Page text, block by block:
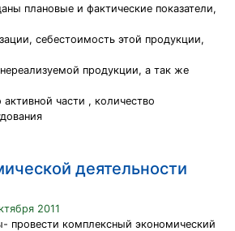
плановые и фактические показатели,
себестоимость этой продукции,
продукции, а так же
части , количество
деятельности
2011
провести комплексный экономический